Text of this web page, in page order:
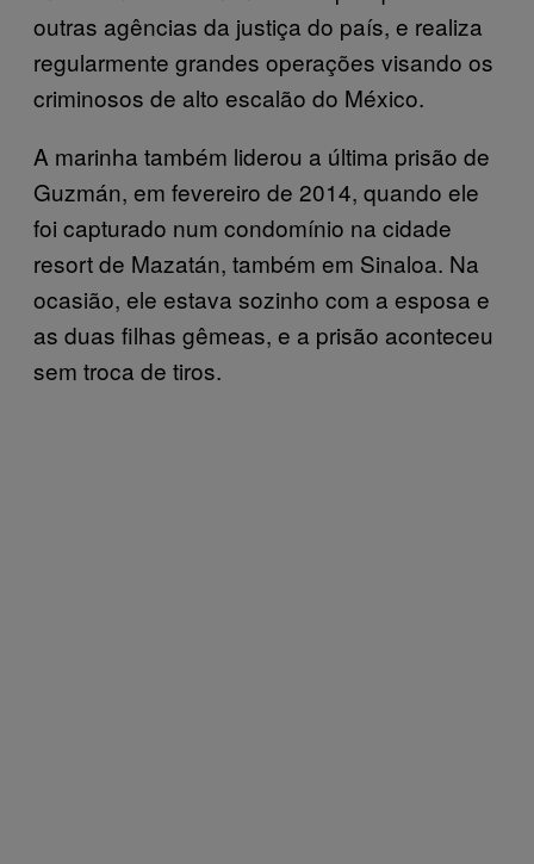
outras agências da justiça do país, e realiza
regularmente grandes operações visando os
criminosos de alto escalão do México.
A marinha também liderou a última prisão de
Guzmán, em fevereiro de 2014, quando ele
foi capturado num condomínio na cidade
resort de Mazatán, também em Sinaloa. Na
ocasião, ele estava sozinho com a esposa e
as duas filhas gêmeas, e a prisão aconteceu
sem troca de tiros.